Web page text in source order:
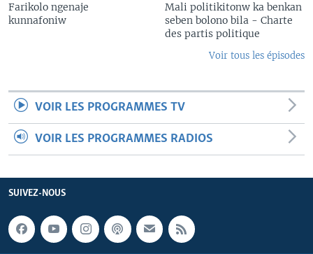
Farikolo ngenaje
kunnafoniw
Mali politikitonw ka benkan
seben bolono bila - Charte
des partis politique
Voir tous les épisodes
VOIR LES PROGRAMMES TV
VOIR LES PROGRAMMES RADIOS
SUIVEZ-NOUS